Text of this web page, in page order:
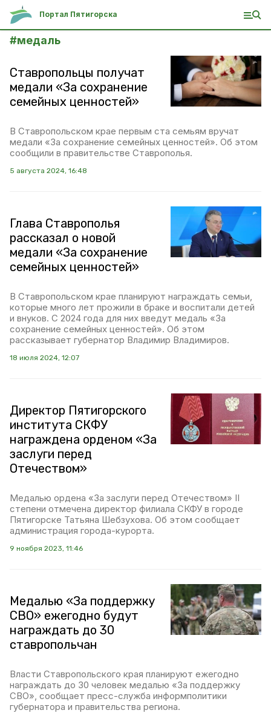
Портал Пятигорска
#медаль
Ставропольцы получат
медали «За сохранение
семейных ценностей»
В Ставропольском крае первым ста семьям вручат
медали «За сохранение семейных ценностей». Об этом
сообщили в правительстве Ставрополья.
5 августа 2024, 16:48
Глава Ставрополья
рассказал о новой
медали «За сохранение
семейных ценностей»
В Ставропольском крае планируют награждать семьи,
которые много лет прожили в браке и воспитали детей
и внуков. С 2024 года для них введут медаль «За
сохранение семейных ценностей». Об этом
рассказывает губернатор Владимир Владимиров.
18 июля 2024, 12:07
Директор Пятигорского
института СКФУ
награждена орденом «За
заслуги перед
Отечеством»
Медалью ордена «За заслуги перед Отечеством» II
степени отмечена директор филиала СКФУ в городе
Пятигорске Татьяна Шебзухова. Об этом сообщает
администрация города-курорта.
9 ноября 2023, 11:46
Медалью «За поддержку
СВО» ежегодно будут
награждать до 30
ставропольчан
Власти Ставропольского края планируют ежегодно
награждать до 30 человек медалью «За поддержку
СВО», сообщает пресс-служба информполитики
губернатора и правительства региона.